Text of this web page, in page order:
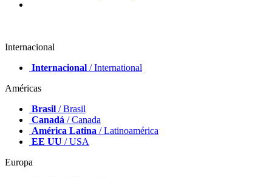
Internacional
Internacional / International
Américas
Brasil / Brasil
Canadá / Canada
América Latina / Latinoamérica
EE UU / USA
Europa